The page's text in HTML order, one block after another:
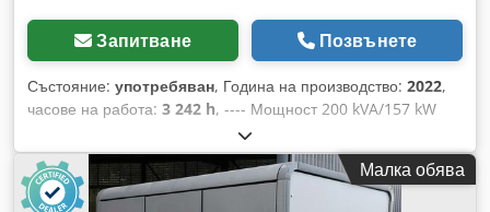
Запитване Позвънете
Състояние: употребяван, Година на производство: 2022,
часове на работа: 3 242 h, ---- Мощност 200 kVA/157 kW
Резервоар за гориво: 585 литра 3242 моточаса, година на
производство: 12/2022 Контакти: 125-63-32-16A + DS
Прекъсвач за защита от утечни токове, тип B. Chedpfx
Aszrkuaof Hea
Малка обява